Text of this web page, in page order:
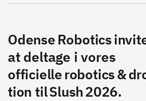
Odense Robotics
at deltage i vores
officielle robotics &
tion til Slush 2026.